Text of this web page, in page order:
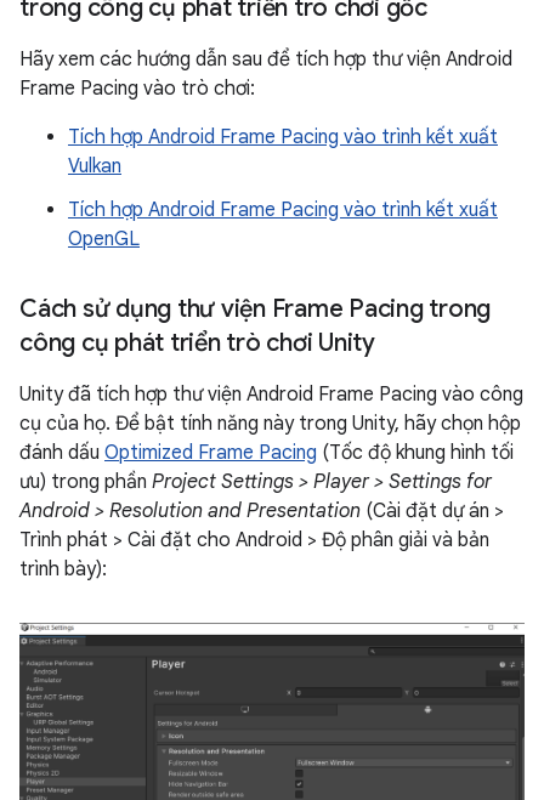
trong công cụ phát triển trò chơi gốc
Hãy xem các hướng dẫn sau để tích hợp thư viện Android
Frame Pacing vào trò chơi:
Tích hợp Android Frame Pacing vào trình kết xuất
Vulkan
Tích hợp Android Frame Pacing vào trình kết xuất
OpenGL
Cách sử dụng thư viện Frame Pacing trong
công cụ phát triển trò chơi Unity
Unity đã tích hợp thư viện Android Frame Pacing vào công
cụ của họ. Để bật tính năng này trong Unity, hãy chọn hộp
đánh dấu Optimized Frame Pacing (Tốc độ khung hình tối
ưu) trong phần Project Settings > Player > Settings for
Android > Resolution and Presentation (Cài đặt dự án >
Trình phát > Cài đặt cho Android > Độ phân giải và bản
trình bày):